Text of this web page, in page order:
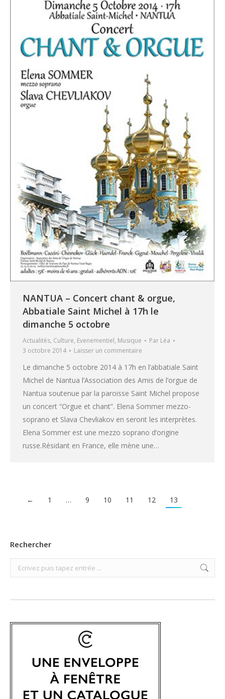
NANTUA – Concert chant & orgue,
Abbatiale Saint Michel à 17h le
dimanche 5 octobre
Actualités, Culture, Evenementiel, Musique Par Léa
3 octobre 2014
Laisser un commentaire
Le dimanche 5 octobre 2014 à 17h en l’abbatiale Saint
Michel de Nantua l’Association des Amis de l’orgue de
Nantua soutenue par la paroisse Saint Michel propose
un concert “Orgue et chant”. Elena Sommer mezzo-
soprano et Slava Chevliakov en seront les interprètes.
Elena Sommer est une mezzo soprano d’origine
russe.Résidant en France, elle mène une…
← 1 … 9 10 11 12 13
Rechercher
Search: